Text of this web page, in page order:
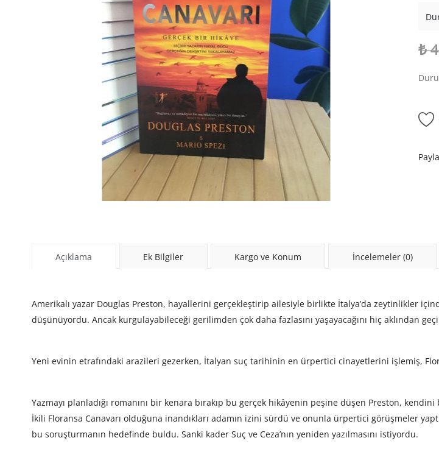
₺
Açıklama Ek Bilgiler Kargo ve Konum İncelemeler (0)
Amerikalı yazar Douglas Preston, hayallerini gerçekleştirip ailesiyle birlikte İtalya’da zeytinlikler
düşünüyordu. Ancak kurgulayabileceği gerilimden çok daha fazlasını yaşayacağını hiç aklından
Yeni evinin etrafındaki arazileri gezerken, İtalyan suç tarihinin en ürpertici cinayetlerini işlemiş,
Yazmayı planladığı romanını bir kenara bırakıp bu gerçek hikâyenin peşine düşen Preston,
İkili Floransa Canavarı olduğuna inandıkları adamın izini sürdü ve onunla ürpertici görüşmeler
bu soruşturmanın hedefinde buldu. Sanki kader Suç ve Ceza’nın yeniden yazılmasını istiyordu.